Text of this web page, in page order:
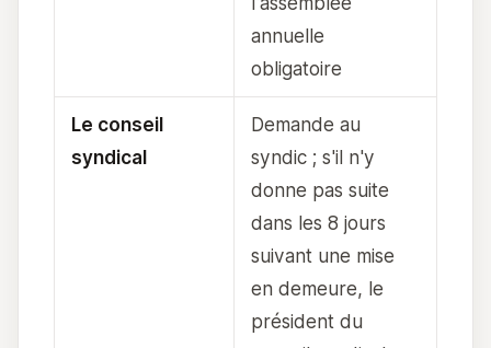
annuelle
obligatoire
Le conseil
syndical
Demande au
syndic ; s'il n'y
donne pas suite
dans les 8 jours
suivant une mise
en demeure, le
président du